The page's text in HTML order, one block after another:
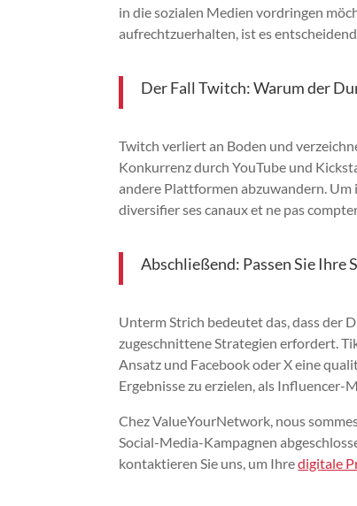
in die sozialen Medien vordringen
aufrechtzuerhalten, ist es
Der Fall Twitch: Warum der
Twitch verliert an Boden und
Konkurrenz durch YouTube und
andere Plattformen abzuwandern.
diversifier ses canaux et ne pas
Abschließend: Passen Sie Ihre
Unterm Strich bedeutet das, dass der
zugeschnittene Strategien erfordert.
Ansatz und Facebook oder X eine
Ergebnisse zu erzielen, als
Chez ValueYourNetwork, nous
Social-Media-Kampagnen
kontaktieren Sie uns, um Ihredigitale